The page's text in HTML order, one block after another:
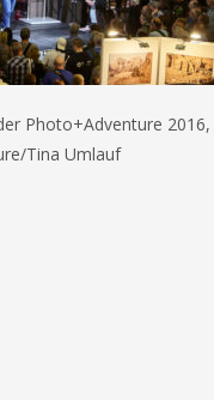
Photo+Adventure 2016,
Tina Umlauf